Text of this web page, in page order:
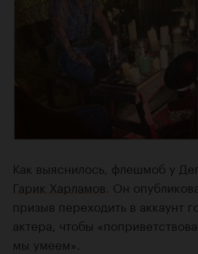
Как выяснилось, флешмоб у
Гарик Харламов . Он
призыв переходить в аккаунт
актера, чтобы
мы умеем».